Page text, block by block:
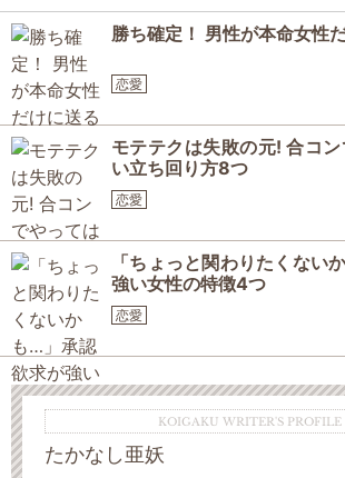
勝ち確定！ 男性が本命女性
恋愛
モテテクは失敗の元! 合コ
い立ち回り方8つ
恋愛
「ちょっと関わりたくない
強い女性の特徴4つ
恋愛
KOIGAKU WRITER'S PROFILE
たかなし亜妖